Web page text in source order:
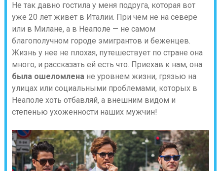
Не так давно гостила у меня подруга, которая вот
уже 20 лет живет в Италии. При чем не на севере
или в Милане, а в Неаполе — не самом
благополучном городе эмигрантов и беженцев.
Жизнь у нее не плохая, путешествует по стране она
много, и рассказать ей есть что. Приехав к нам, она
была ошеломленане уровнем жизни, грязью на
улицах или социальными проблемами, которых в
Неаполе хоть отбавляй, а внешним видом и
степенью ухоженности наших мужчин!